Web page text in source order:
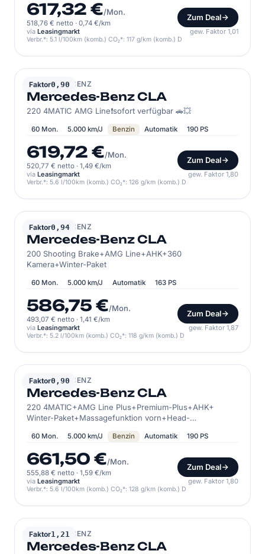
617,32 €/Mon.
518,76 € netto · 0,74 €/km
Zum Deal
via Leasingmarkt gew. Faktor 1,01
Verbr.*: 5.1 l/100km (komb.) CO₂*: 117 g/km (komb.) D
Faktor0,90
MERCEDES-BENZ
Mercedes-Benz CLA
220 4MATIC AMG Line❗sofort verfügbar 🚗💥
60 Mon. 5.000 km/J Benzin Automatik 190 PS
619,72 €/Mon.
520,77 € netto · 1,49 €/km
Zum Deal
via Leasingmarkt gew. Faktor 1,80
Verbr.*: 5.6 l/100km (komb.) CO₂*: 126 g/km (komb.) D
Faktor0,94
MERCEDES-BENZ
Mercedes-Benz CLA
200 Shooting Brake+AMG Line+AHK+360
Kamera+Winter-Paket
60 Mon. 5.000 km/J Automatik 163 PS
586,75 €/Mon.
493,07 € netto · 1,41 €/km
Zum Deal
via Leasingmarkt gew. Faktor 1,87
Verbr.*: 5.2 l/100km (komb.) CO₂*: 118 g/km (komb.) D
Faktor0,90
MERCEDES-BENZ
Mercedes-Benz CLA
220 4MATIC+AMG Line Plus+Premium-Plus+AHK+
Winter-Paket+Massagefunktion vorn+Head-
60 Mon. 5.000 km/J Benzin Automatik 190 PS
661,50 €/Mon.
555,88 € netto · 1,59 €/km
Zum Deal
via Leasingmarkt gew. Faktor 1,80
Verbr.*: 5.6 l/100km (komb.) CO₂*: 128 g/km (komb.) D
Faktor1,21
MERCEDES-BENZ
Mercedes-Benz CLA